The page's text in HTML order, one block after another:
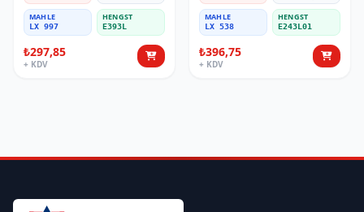
MAHLE
LX 997
HENGST
E393L
₺297,85
+ KDV
MAHLE
LX 538
HENGST
E243L01
₺396,75
+ KDV